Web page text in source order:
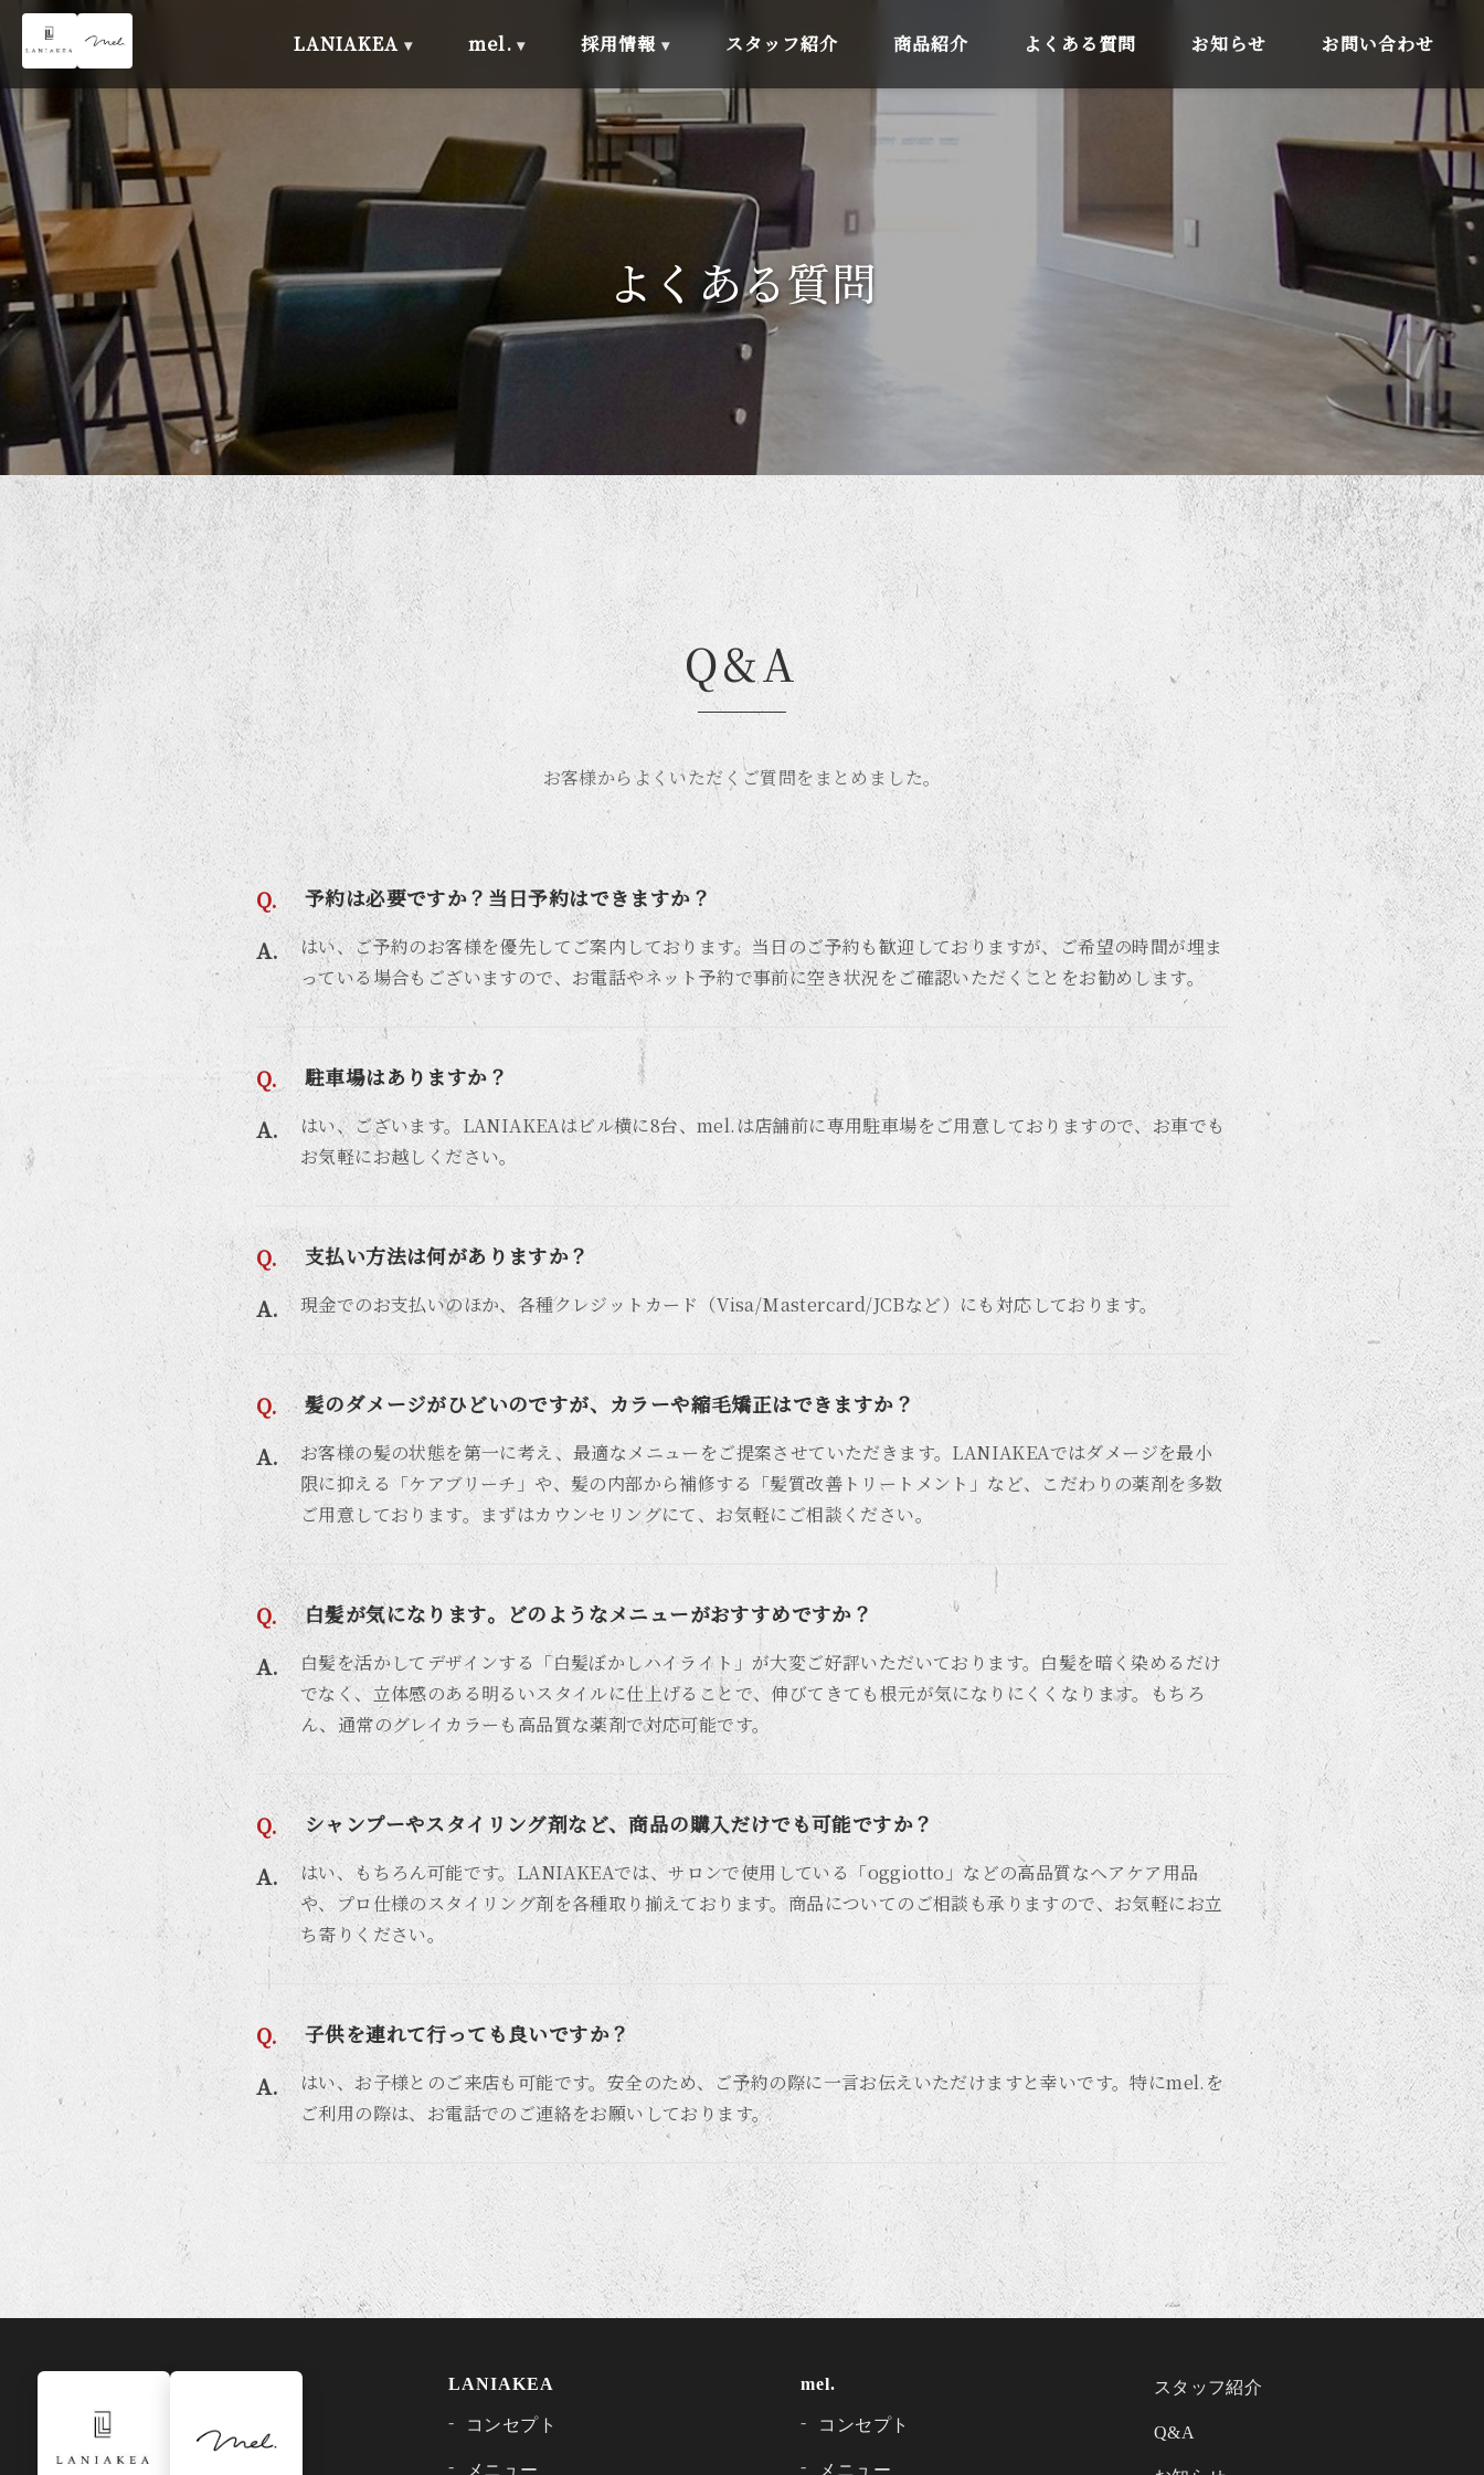
LANIAKEA mel. 採用情報 スタッフ紹介 商品紹介 よくある質問 お知らせ お問い合わせ
よくある質問
Q&A
お客様からよくいただくご質問をまとめました。
予約は必要ですか？当日予約はできますか？
はい、ご予約のお客様を優先してご案内しております。当日のご予約も歓迎しておりますが、ご希望の時間が埋ま
っている場合もございますので、お電話やネット予約で事前に空き状況をご確認いただくことをお勧めします。
駐車場はありますか？
はい、ございます。LANIAKEAはビル横に8台、mel.は店舗前に専用駐車場をご用意しておりますので、お車でも
お気軽にお越しください。
支払い方法は何がありますか？
現金でのお支払いのほか、各種クレジットカード（Visa/Mastercard/JCBなど）にも対応しております。
髪のダメージがひどいのですが、カラーや縮毛矯正はできますか？
お客様の髪の状態を第一に考え、最適なメニューをご提案させていただきます。LANIAKEAではダメージを最小
限に抑える「ケアブリーチ」や、髪の内部から補修する「髪質改善トリートメント」など、こだわりの薬剤を多数
ご用意しております。まずはカウンセリングにて、お気軽にご相談ください。
白髪が気になります。どのようなメニューがおすすめですか？
白髪を活かしてデザインする「白髪ぼかしハイライト」が大変ご好評いただいております。白髪を暗く染めるだけ
でなく、立体感のある明るいスタイルに仕上げることで、伸びてきても根元が気になりにくくなります。もちろ
ん、通常のグレイカラーも高品質な薬剤で対応可能です。
シャンプーやスタイリング剤など、商品の購入だけでも可能ですか？
はい、もちろん可能です。LANIAKEAでは、サロンで使用している「oggiotto」などの高品質なヘアケア用品
や、プロ仕様のスタイリング剤を各種取り揃えております。商品についてのご相談も承りますので、お気軽にお立
ち寄りください。
子供を連れて行っても良いですか？
はい、お子様とのご来店も可能です。安全のため、ご予約の際に一言お伝えいただけますと幸いです。特にmel.を
ご利用の際は、お電話でのご連絡をお願いしております。
LANIAKEA
コンセプト
メニュー
mel.
コンセプト
メニュー
スタッフ紹介
Q&A